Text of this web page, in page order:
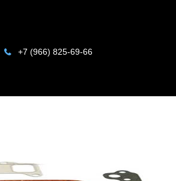
+7 (966) 825-69-66